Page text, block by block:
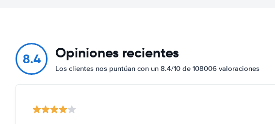
8.4 Opiniones recientes
Los clientes nos puntúan con un 8.4/10 de 108006 valoraciones